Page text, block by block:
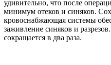
удивительно, что после
минимум отеков и синяков.
кровоснабжающая системы
заживление синяков и
сокращается в два раза.